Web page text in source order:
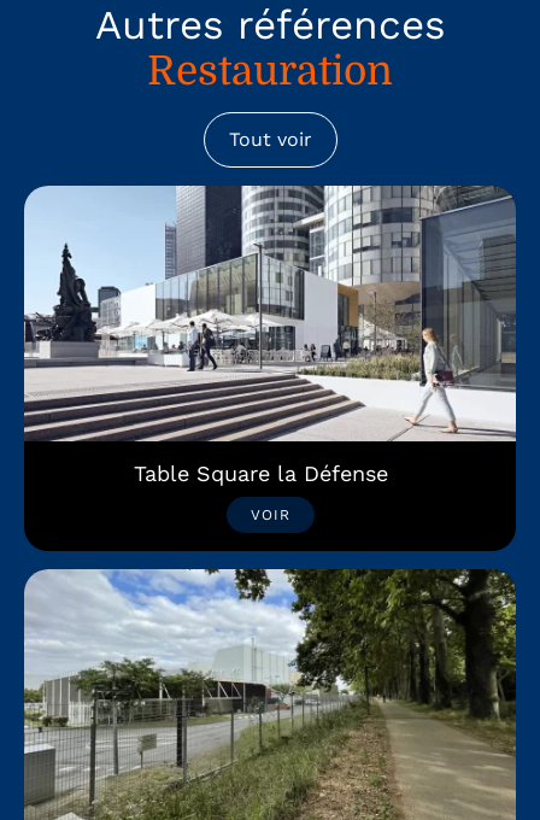
Autres références
Restauration
Tout voir
Table Square la Défense
VOIR